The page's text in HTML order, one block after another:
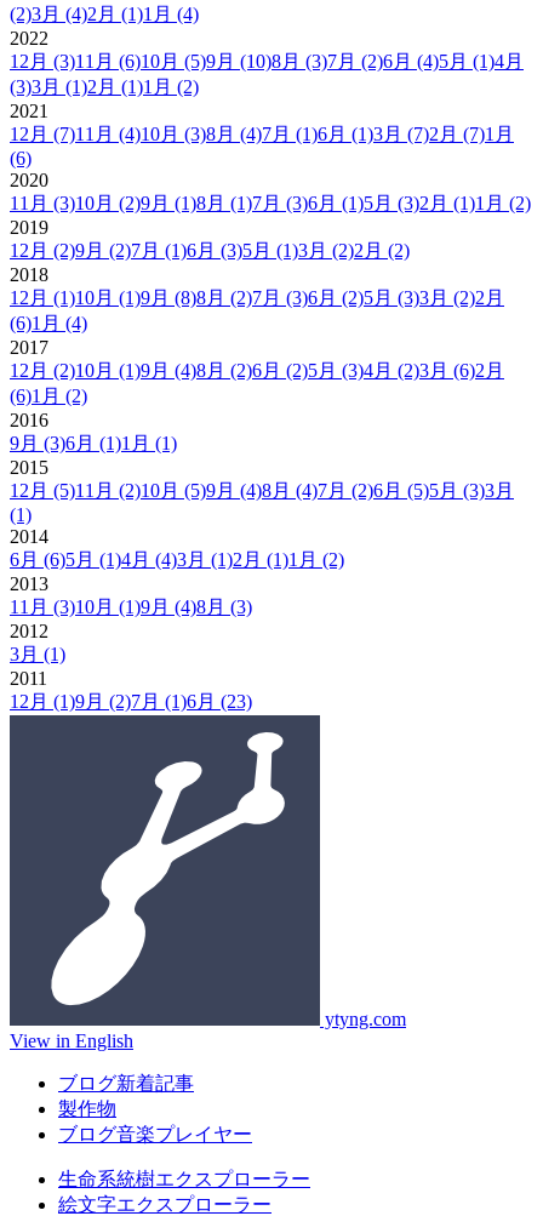
(2)3月 (4)2月 (1)1月 (4)
2022
12月 (3)11月 (6)10月 (5)9月 (10)8月 (3)7月 (2)6月 (4)5月 (1)4月
(3)3月 (1)2月 (1)1月 (2)
2021
12月 (7)11月 (4)10月 (3)8月 (4)7月 (1)6月 (1)3月 (7)2月 (7)1月
(6)
2020
11月 (3)10月 (2)9月 (1)8月 (1)7月 (3)6月 (1)5月 (3)2月 (1)1月 (2)
2019
12月 (2)9月 (2)7月 (1)6月 (3)5月 (1)3月 (2)2月 (2)
2018
12月 (1)10月 (1)9月 (8)8月 (2)7月 (3)6月 (2)5月 (3)3月 (2)2月
(6)1月 (4)
2017
12月 (2)10月 (1)9月 (4)8月 (2)6月 (2)5月 (3)4月 (2)3月 (6)2月
(6)1月 (2)
2016
9月 (3)6月 (1)1月 (1)
2015
12月 (5)11月 (2)10月 (5)9月 (4)8月 (4)7月 (2)6月 (5)5月 (3)3月
(1)
2014
6月 (6)5月 (1)4月 (4)3月 (1)2月 (1)1月 (2)
2013
11月 (3)10月 (1)9月 (4)8月 (3)
2012
3月 (1)
2011
12月 (1)9月 (2)7月 (1)6月 (23)
ytyng.com
View in English
ブログ新着記事
製作物
ブログ音楽プレイヤー
生命系統樹エクスプローラー
絵文字エクスプローラー